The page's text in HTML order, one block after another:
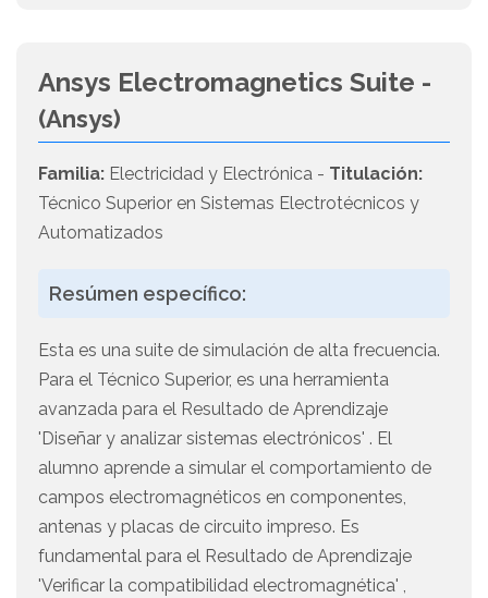
Ansys Electromagnetics Suite -
(Ansys)
Familia: Electricidad y Electrónica - Titulación:
Técnico Superior en Sistemas Electrotécnicos y
Automatizados
Resúmen específico:
Esta es una suite de simulación de alta frecuencia.
Para el Técnico Superior, es una herramienta
avanzada para el Resultado de Aprendizaje
'Diseñar y analizar sistemas electrónicos' . El
alumno aprende a simular el comportamiento de
campos electromagnéticos en componentes,
antenas y placas de circuito impreso. Es
fundamental para el Resultado de Aprendizaje
'Verificar la compatibilidad electromagnética' ,